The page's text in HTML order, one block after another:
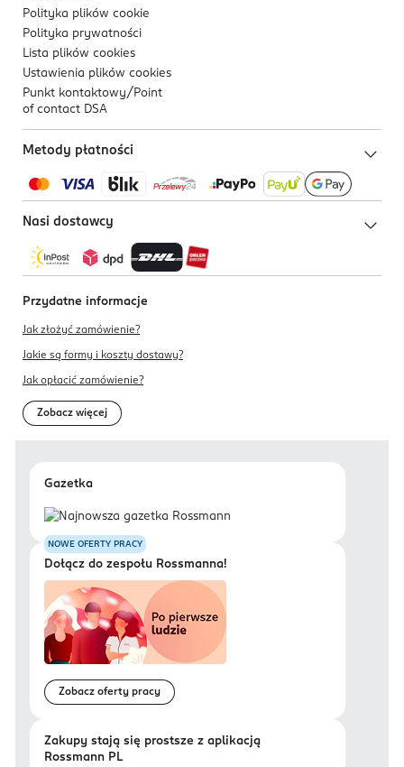
Polityka plików cookie
Polityka prywatności
Lista plików cookies
Ustawienia plików cookies
Punkt kontaktowy/ Point
of contact DSA
Metody płatności
Nasi dostawcy
Przydatne informacje
Jak złożyć zamówienie?
Jakie są formy i koszty dostawy?
Jak opłacić zamówienie?
Zobacz więcej
Gazetka
NOWE OFERTY PRACY
Dołącz do zespołu Rossmanna!
Zobacz oferty pracy
Zakupy stają się prostsze z aplikacją
Rossmann PL